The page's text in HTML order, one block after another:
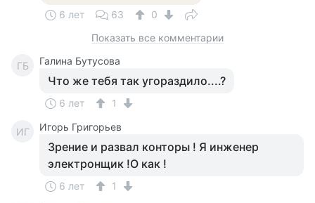
6 лет 63
0
Показать все комментарии
ГБ Галина Бутусова
Что же тебя так угораздило....?
6 лет 1
ИГ Игорь Григорьев
Зрение и развал конторы ! Я инженер
электронщик !О как !
6 лет 1